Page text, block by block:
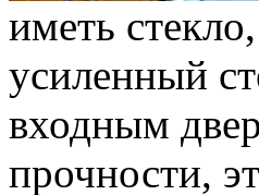
иметь
усиленный
входным
прочности,